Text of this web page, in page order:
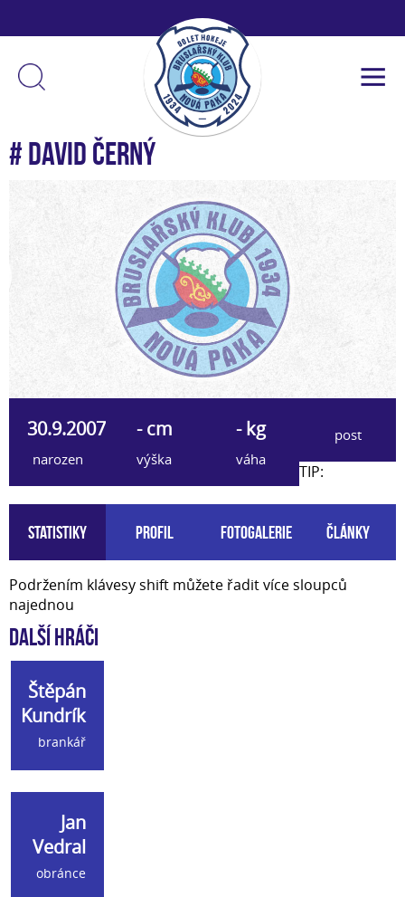
# David Černý
30.9.2007
narozen
- cm
výška
- kg
váha
post
Statistiky Profil Fotogalerie Články
TIP:
Podržením klávesy shift můžete řadit více sloupců
najednou
Další hráči
Štěpán
Kundrík
brankář
Jan
Vedral
obránce